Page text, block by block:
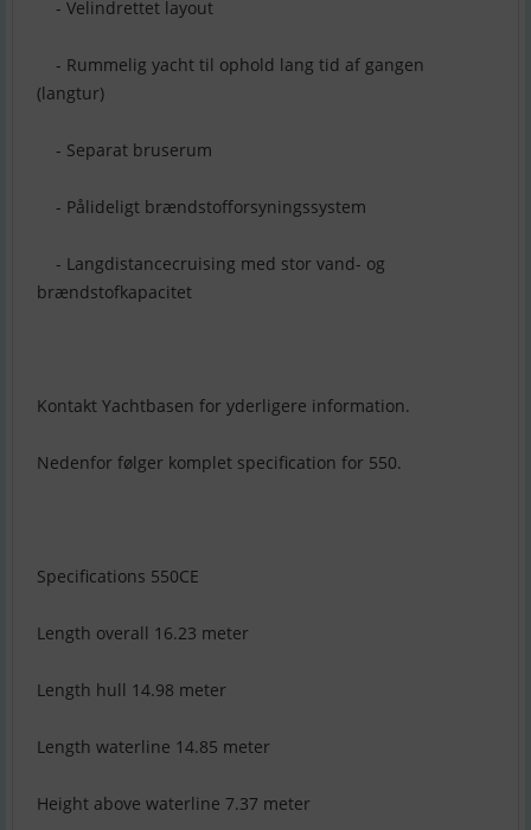
- Velindrettet layout
- Rummelig yacht til ophold lang tid af gangen
(langtur)
- Separat bruserum
- Pålideligt brændstofforsyningssystem
- Langdistancecruising med stor vand- og
brændstofkapacitet
Kontakt Yachtbasen for yderligere information.
Nedenfor følger komplet specification for 550.
Specifications 550CE
Length overall 16.23 meter
Length hull 14.98 meter
Length waterline 14.85 meter
Height above waterline 7.37 meter